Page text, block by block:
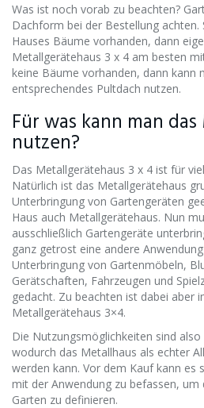
Was ist noch vorab zu beachten?
Dachform bei der Bestellung achten.
Hauses Bäume vorhanden, dann
Metallgerätehaus 3 x 4 am besten
keine Bäume vorhanden, dann kann
entsprechendes Pultdach nutzen.
Für was kann man
nutzen?
Das Metallgerätehaus 3 x 4 ist für
Natürlich ist das Metallgerätehaus
Unterbringung von Gartengeräten
Haus auch Metallgerätehaus. Nun
ausschließlich Gartengeräte
ganz getrost eine andere
Unterbringung von Gartenmöbeln,
Gerätschaften, Fahrzeugen und
gedacht. Zu beachten ist dabei aber
Metallgerätehaus 3×4.
Die Nutzungsmöglichkeiten sind
wodurch das Metallhaus als echter
werden kann. Vor dem Kauf kann es
mit der Anwendung zu befassen, um
Garten zu definieren.